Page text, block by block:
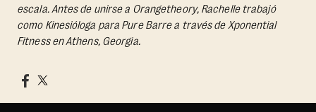
escala. Antes de unirse a Orangetheory, Rachelle trabajó
como Kinesióloga para Pure Barre a través de Xponential
Fitness en Athens, Georgia.